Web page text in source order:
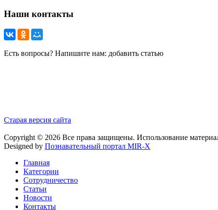
Наши контакты
Есть вопросы? Напишите нам: добавить статью
Старая версия сайта
Copyright © 2026 Все права защищены. Использование
Designed by Познавательный портал MIR-X
Главная
Категории
Сотрудничество
Статьи
Новости
Контакты